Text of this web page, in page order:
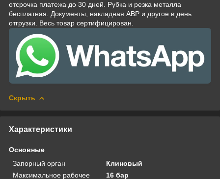
отсрочка платежа до 30 дней. Рубка и резка металла
бесплатная. Документы, накладная АВР и другое в день
отгрузки. Весь товар сертифицирован.
Скрыть
Характеристики
Основные
Запорный орган
Клиновый
Максимальное рабочее
16 бар